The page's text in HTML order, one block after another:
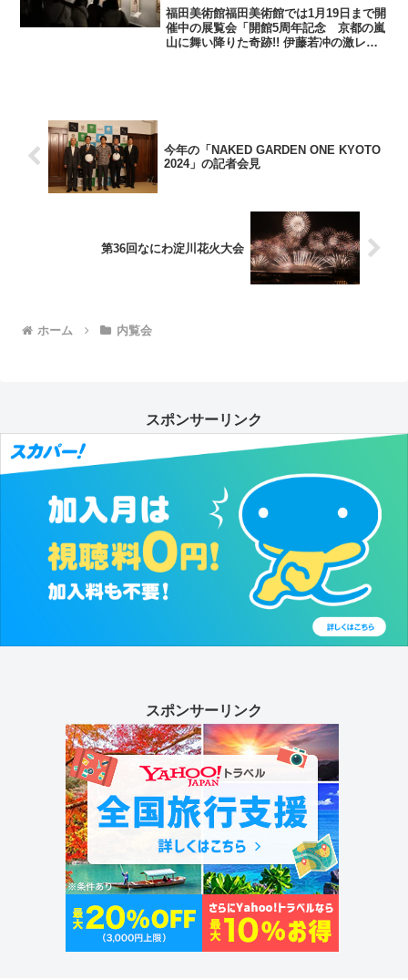
されるってマジ?!」世界初公開伊
藤若冲の巻物「果蔬図巻」も
福田美術館福田美術館では1月19日まで開
催中の展覧会「開館5周年記念 京都の嵐
山に舞い降りた奇跡!! 伊藤若冲の激レア
今年の「NAKED GARDEN ONE KYOTO
2024」の記者会見
第36回なにわ淀川花火大会
ホーム 内覧会
スポンサーリンク
スポンサーリンク